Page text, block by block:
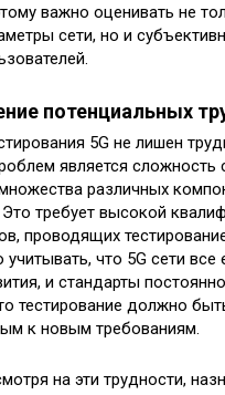
важно оценивать не
сети, но и
потенциальных
5G не лишен
является сложность
различных
Это требует высокой
проводящих
что 5G сети все
и стандарты
тестирование должно
к новым требованиям.
на эти трудности,